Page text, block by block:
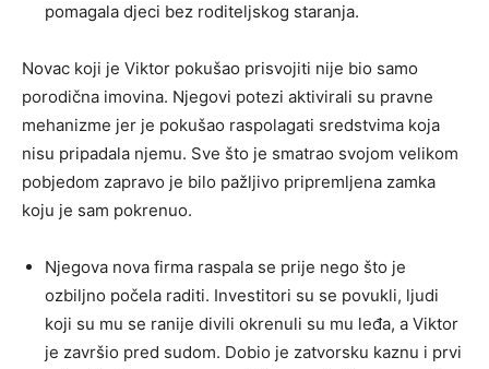
pomagala djeci bez roditeljskog staranja.
Novac koji je Viktor pokušao prisvojiti nije bio samo
porodična imovina. Njegovi potezi aktivirali su pravne
mehanizme jer je pokušao raspolagati sredstvima koja
nisu pripadala njemu. Sve što je smatrao svojom velikom
pobjedom zapravo je bilo pažljivo pripremljena zamka
koju je sam pokrenuo.
Njegova nova firma raspala se prije nego što je
ozbiljno počela raditi. Investitori su se povukli, ljudi
koji su mu se ranije divili okrenuli su mu leđa, a Viktor
je završio pred sudom. Dobio je zatvorsku kaznu i prvi